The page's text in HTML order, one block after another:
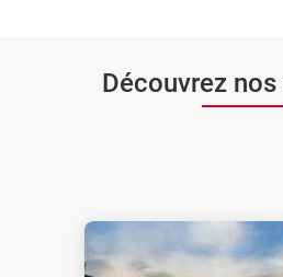
Découvrez